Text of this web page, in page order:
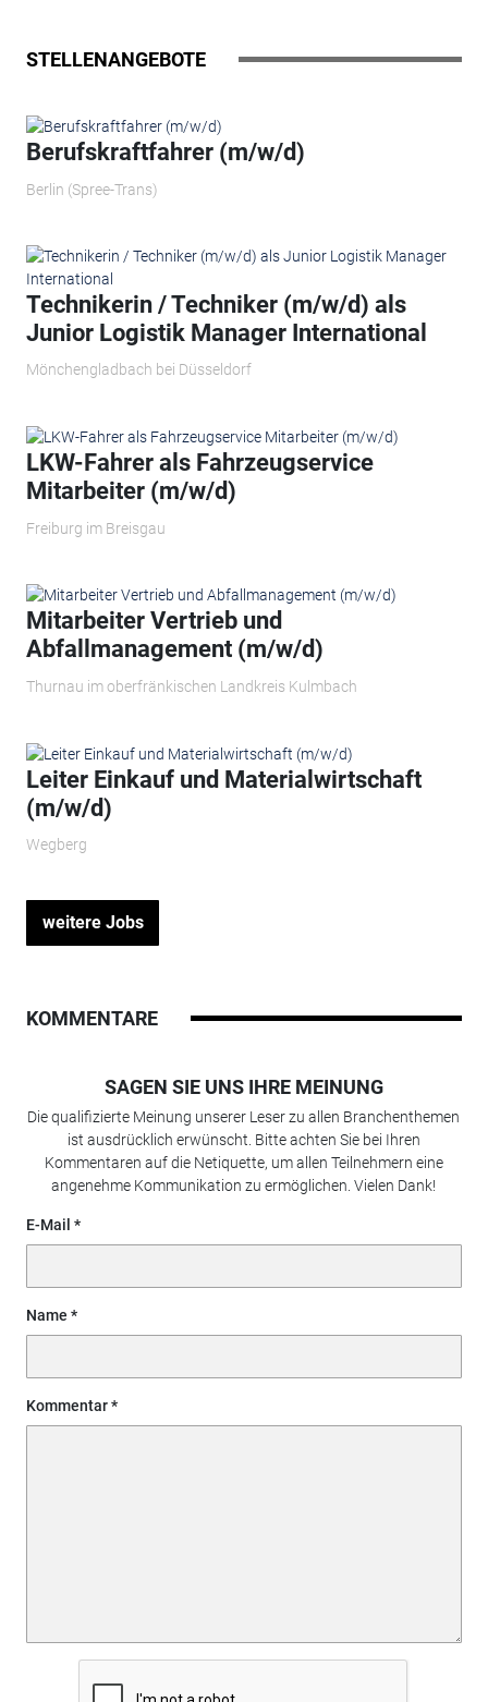
STELLENANGEBOTE
Berufskraftfahrer (m/w/d)
Berlin (Spree-Trans)
Technikerin / Techniker (m/w/d) als
Junior Logistik Manager International
Mönchengladbach bei Düsseldorf
LKW-Fahrer als Fahrzeugservice
Mitarbeiter (m/w/d)
Freiburg im Breisgau
Mitarbeiter Vertrieb und
Abfallmanagement (m/w/d)
Thurnau im oberfränkischen Landkreis Kulmbach
Leiter Einkauf und Materialwirtschaft
(m/w/d)
Wegberg
weitere Jobs
KOMMENTARE
SAGEN SIE UNS IHRE MEINUNG
Die qualifizierte Meinung unserer Leser zu allen Branchenthemen
ist ausdrücklich erwünscht. Bitte achten Sie bei Ihren
Kommentaren auf die Netiquette, um allen Teilnehmern eine
angenehme Kommunikation zu ermöglichen. Vielen Dank!
E-Mail
Name
Kommentar